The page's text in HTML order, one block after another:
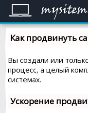
Как продвинуть
Вы создали или
процесс, а целый
системах.
Ускорение